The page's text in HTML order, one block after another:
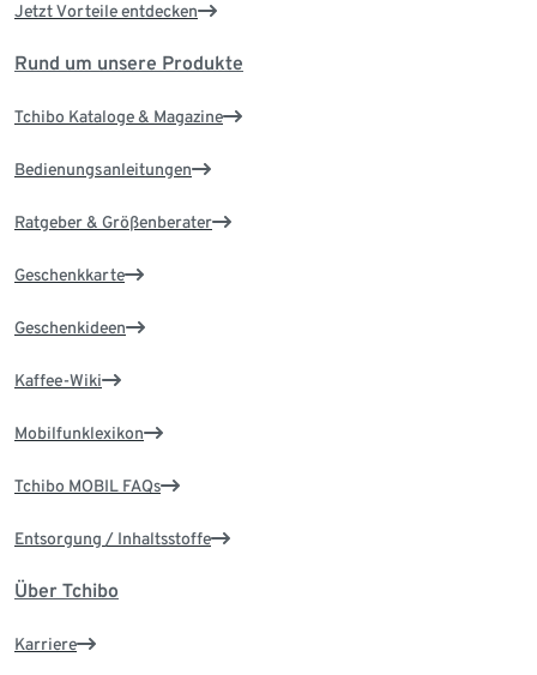
Jetzt Vorteile entdecken
Rund um unsere Produkte
Tchibo Kataloge & Magazine
Bedienungsanleitungen
Ratgeber & Größenberater
Geschenkkarte
Geschenkideen
Kaffee-Wiki
Mobilfunklexikon
Tchibo MOBIL FAQs
Entsorgung / Inhaltsstoffe
Über Tchibo
Karriere